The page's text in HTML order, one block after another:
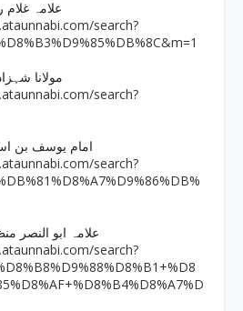
�� علامہ
search?
�� مولانا
search?
�� امام یوسف بن
search?
�� علامہ ابو
search?